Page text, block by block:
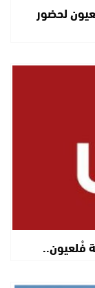
لحضور
فْلعيون..